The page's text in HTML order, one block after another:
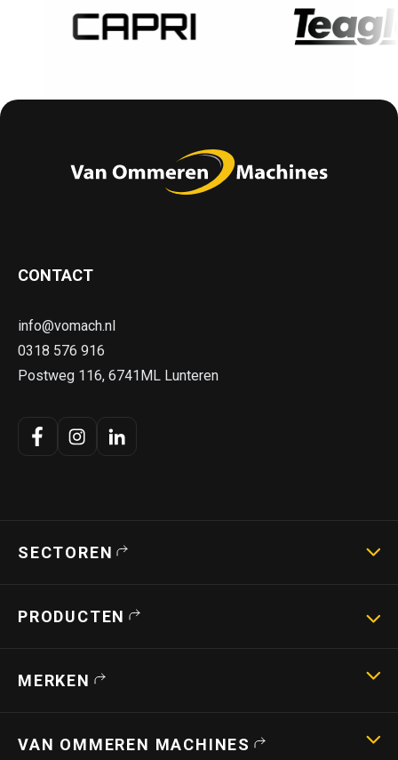
CONTACT
info@vomach.nl
0318 576 916
Postweg 116, 6741ML Lunteren
SECTOREN
Strotechniek
PRODUCTEN
Verreikers
MERKEN
Teagle
VAN OMMEREN MACHINES